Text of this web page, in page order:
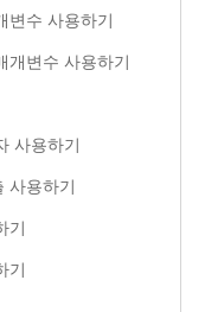
변수 사용하기
개변수 사용하기
사용하기
사용하기
기
기